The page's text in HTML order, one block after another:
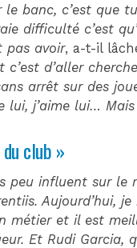
le banc, c’est que
difficulté c’est
pas avoir, a-t-il
c’est d’aller
arrêt sur des
lui, j’aime lui…
club »
peu influent sur le
Aujourd’hui,
métier et il est
Et Rudi Garcia,